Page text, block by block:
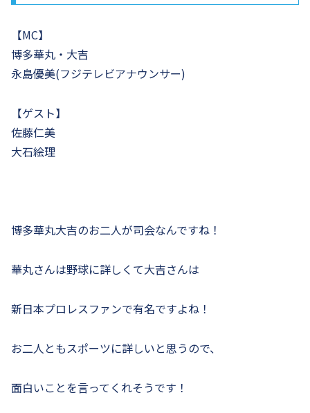
【MC】
博多華丸・大吉
永島優美(フジテレビアナウンサー)
【ゲスト】
佐藤仁美
大石絵理
博多華丸大吉のお二人が司会なんですね！
華丸さんは野球に詳しくて大吉さんは
新日本プロレスファンで有名ですよね！
お二人ともスポーツに詳しいと思うので、
面白いことを言ってくれそうです！